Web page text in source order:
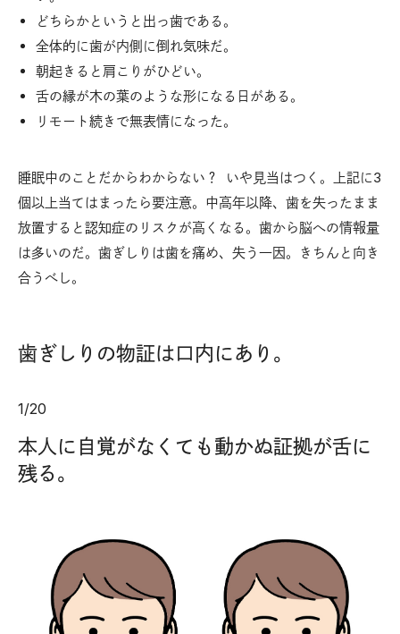
どちらかというと出っ歯である。
全体的に歯が内側に倒れ気味だ。
朝起きると肩こりがひどい。
舌の縁が木の葉のような形になる日がある。
リモート続きで無表情になった。
睡眠中のことだからわからない？ いや見当はつく。上記に3
個以上当てはまったら要注意。中高年以降、歯を失ったまま
放置すると認知症のリスクが高くなる。歯から脳への情報量
は多いのだ。歯ぎしりは歯を痛め、失う一因。きちんと向き
合うべし。
歯ぎしりの物証は口内にあり。
1/20
本人に自覚がなくても動かぬ証拠が舌に
残る。